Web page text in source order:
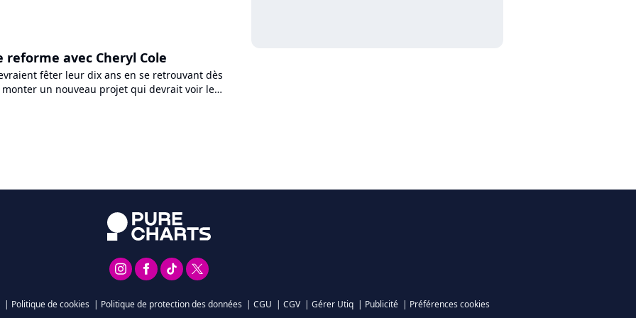
reforme avec Cheryl Cole
fêter leur dix ans en se retrouvant dès
un nouveau projet qui devrait voir le
| Politique de cookies | Politique de protection des données | CGU | CGV | Gérer Utiq | Publicité | Préférences cookies